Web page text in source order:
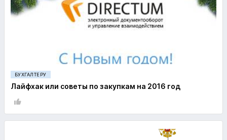
БУХГАЛТЕРУ
Лайфхак или советы по закупкам на 2016 год